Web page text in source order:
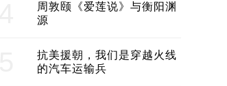
周敦颐《爱莲说》与衡阳渊
源
抗美援朝，我们是穿越火线
的汽车运输兵